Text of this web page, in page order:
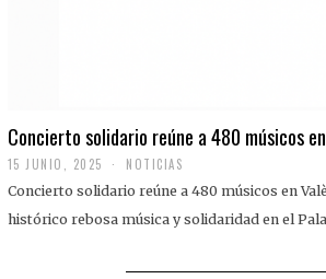
Concierto solidario reúne a 480 músicos
15 JUNIO, 2025 NOTICIAS
Concierto solidario reúne a 480 músicos en
histórico rebosa música y solidaridad en el